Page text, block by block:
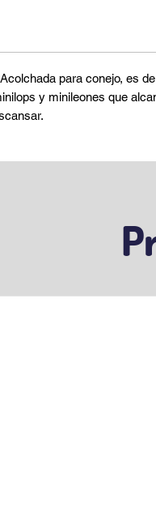
para conejo, es
y minileones que